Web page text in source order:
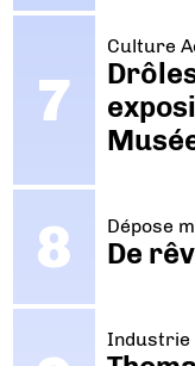
Culture
Dépose
De
Industrie